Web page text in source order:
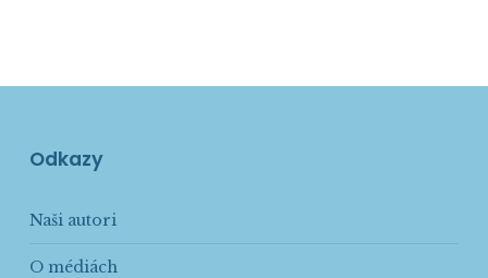
Odkazy
Naši autori
O médiách